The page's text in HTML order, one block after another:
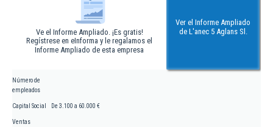
Ve el Informe Ampliado. ¡Es gratis!
Regístrese en eInforma y le regalamos el
Informe Ampliado de esta empresa
Ver el Informe Ampliado
de L'anec 5 Aglans Sl.
Número de
empleados
Capital Social De 3.100 a 60.000 €
Ventas